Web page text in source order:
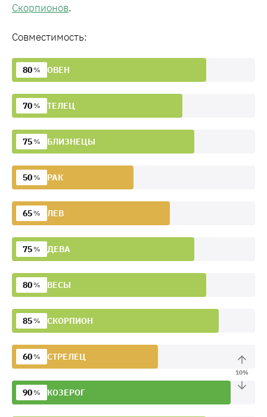
Скорпионов.
Совместимость:
80% ОВЕН
70% ТЕЛЕЦ
75% БЛИЗНЕЦЫ
50% РАК
65% ЛЕВ
75% ДЕВА
80% ВЕСЫ
85% СКОРПИОН
60% СТРЕЛЕЦ
90% КОЗЕРОГ
10%